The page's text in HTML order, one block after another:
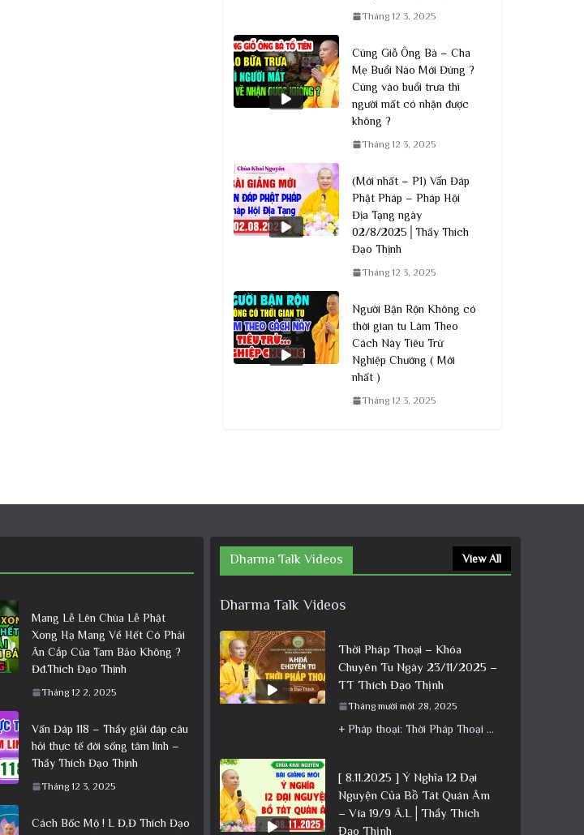
Tháng 12 3, 2025
Cúng Giỗ Ông Bà – Cha
Mẹ Buổi Nào Mới Đúng ?
Cúng vào buổi trưa thì
người mất có nhận được
không ?
Tháng 12 3, 2025
(Mới nhất – P1) Vấn Đáp
Phật Pháp – Pháp Hội
Địa Tạng ngày
02/8/2025│Thầy Thích
Đạo Thịnh
Tháng 12 3, 2025
Người Bận Rộn Không có
thời gian tu Làm Theo
Cách Này Tiêu Trừ
Nghiệp Chướng ( Mới
nhất )
Tháng 12 3, 2025
Mang Lễ Lên Chùa Lễ Phật
Xong Hạ Mang Về Hết Có Phải
Ăn Cắp Của Tam Bảo Không ?
Đđ.Thích Đạo Thịnh
Tháng 12 2, 2025
Vấn Đáp 118 – Thầy giải đáp câu
hỏi thực tế đời sống tâm linh –
Thầy Thích Đạo Thịnh
Tháng 12 3, 2025
Cách Bốc Mộ ! L Đ,Đ Thích Đạo
Dharma Talk Videos View All
Dharma Talk Videos
Thời Pháp Thoại – Khóa
Chuyên Tu Ngày 23/11/2025 –
TT Thích Đạo Thịnh
Tháng mười một 28, 2025
+ Pháp thoại: Thời Pháp Thoại – Khóa Chuyên Tu Ngày 23/11/2025 – TT Thích Đạo Thịnh + Album: Pháp
[ 8.11.2025 ] Ý Nghĩa 12 Đại
Nguyện Của Bồ Tát Quán Âm
– Vía 19/9 Â.L│Thầy Thích
Đạo Thịnh